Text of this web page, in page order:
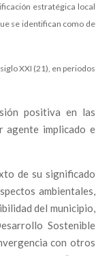
estratégica local
se identifican como de
XXI (21), en periodos
positiva en las
agente implicado e
de su significado
ambientales,
del municipio,
Sostenible
con otros